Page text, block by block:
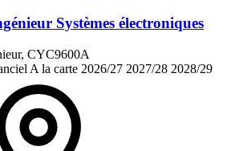
Systèmes électroniques
CYC9600A
A la carte 2026/27 2027/28 2028/29